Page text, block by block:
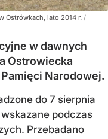
Ostrówkach, lato 2014 r. /
w dawnych
Ostrowiecka
Pamięci Narodowej.
do 7 sierpnia
podczas
Przebadano